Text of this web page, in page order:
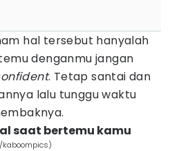
hal tersebut hanyalah
denganmu jangan
. Tetap santai dan
lalu tunggu waktu
saat bertemu kamu